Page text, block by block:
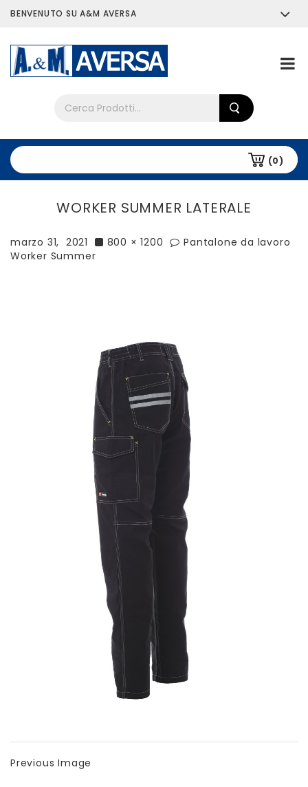
BENVENUTO SU A&M AVERSA
(0)
WORKER SUMMER LATERALE
marzo 31, 2021 800 × 1200
Pantalone da lavoro
Worker Summer
Previous Image